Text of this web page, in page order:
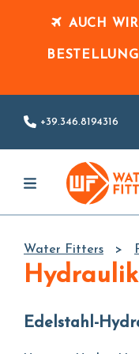
AUCH
+39.346.8194316
Water Fitters
Edelstahl-